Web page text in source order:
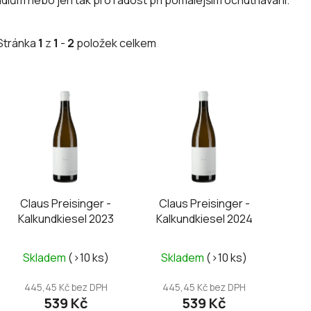
1 z 1 - 2 položek celkem
Claus Preisinger -
Kalkundkiesel 2023
Skladem (>10 ks)
445,45 Kč bez DPH
539 Kč
Claus Preisinger -
Kalkundkiesel 2024
Skladem (>10 ks)
445,45 Kč bez DPH
539 Kč